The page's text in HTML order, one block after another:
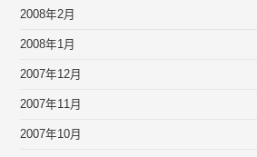
2008年2月
2008年1月
2007年12月
2007年11月
2007年10月